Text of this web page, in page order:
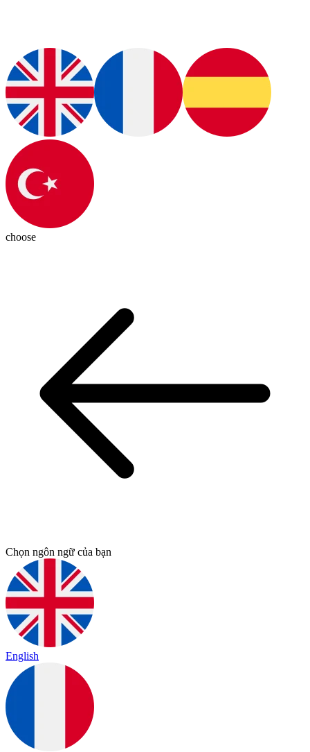
choose
Chọn ngôn ngữ của bạn
English